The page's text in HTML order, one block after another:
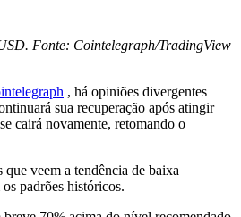
Fonte: Cointelegraph/TradingView
, há opiniões divergentes
sua recuperação após atingir
cairá novamente, retomando o
veem a tendência de baixa
padrões históricos.